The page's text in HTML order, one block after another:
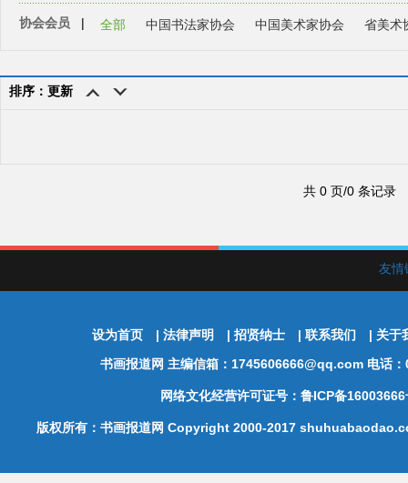
协会会员 | 全部 中国书法家协会 中国美术家协会 省美术
排序：更新
共 0 页/0 条记录
友
设为首页 | 法律声明 | 招贤纳士 | 联系我们 | 关于
书画报道网 主编信箱：1745606666@qq.com 电话
网络文化经营许可证号：鲁ICP备
版权所有：书画报道网 Copyright 2000-2017